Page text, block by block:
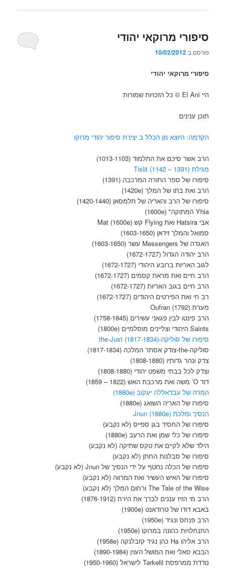
סיפורי מרוקאי יהודי
פורסם ב10/02/2012
סיפורי מרוקאי יהודי
היי El Ani © כל הזכויות שמורות
תוכן ענינים
הקדמה: היוצא מן הכלל ב יצירת סיפור יהודי מרוקו
הרב אשר סיכם את התלמוד (1013-1103)
מגילת Tislit (1142 – 1391)
סיפורו של ספר התורה המרכבה (1391)
הרב ואת בתו של המלך (1420e)
סיפורו של הרב והאריה של תלמסאן (1420-1440)
Yhia המתוקה" (1600e)
אבי Hatsira ואת Flying קש Mat (1600e)
סמואל והמלך זידאן (1603-1650)
האגדה של Messengers עשר (1603-1650)
הרב יהודה הגדול (1672-1727)
לגוב האריות ברובע היהודי (1672-1727)
הרב חיים ואת מראת קסמים (1672-1727)
הרב חיים בגוב האריות (1672-1727)
רב חי ואת הפירטים היהודים (1672-1727)
מערת Oufran (1792)
הרב פינטו לבין פגאני עשירים (1758-1845)
Saints היהודי וצליינים מוסלמיים (1800e)
סיפורו של סוליקה-the-Just (1817-1834)
סוליקה-the-צודק אסתר המלכה (1817-1834)
צדק ונהר גדותיו (1808-1880)
וצדק לכל בבתי משפט יהודי (1808-1880)
דוד O’ משה ואת מרכבת האש (1822 – 1859)
המרה של עבדאללה יעקוב (1880e)
סיפורו של האריה השואג (1880e)
הנסיך ומלכת Jnun (1880e)
סיפורו של החסיד בגן ספייס (לא נקבע)
סיפורו של כלי שמן ואת הרעב (1880e)
הילד שלא לקיים את טקס שתיקה (לא נקבע)
סיפורו של סבלנות החתן (לא נקבע)
סיפורו של הכלה נחטף על ידי הנסיך של Jnun (לא נקבע)
סיפורו של האיש העשיר ואת המרווה (לא נקבע)
The Tale of the Wise ורחום המלך (לא נקבע)
הרב מי הזיז עננים לברך את הירח (1876-1912)
באבא דודו של טרודאנט (1900e)
הרב פנחס ונגיד (1950e)
התנחלויות כהונה במרוקו (1950e)
הרב אליהו Ha כהן נגיד קזבלנקה (1958e)
הבבא סאלי ואת המושל העוין (1890-1984)
נודדת ממרפסת Tarkelil לישראל (1950-1960)